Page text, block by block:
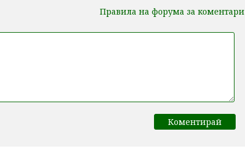
Правила на форума за коментари